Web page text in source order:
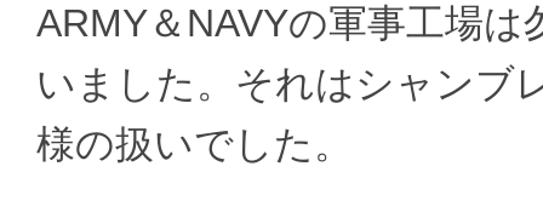
ARMY＆NAVYの軍事工場
いました。それはシャンブ
様の扱いでした。